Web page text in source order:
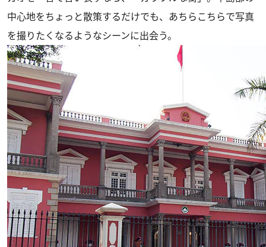
中心地をちょっと散策するだけでも、あちらこちらで写真
を撮りたくなるようなシーンに出会う。